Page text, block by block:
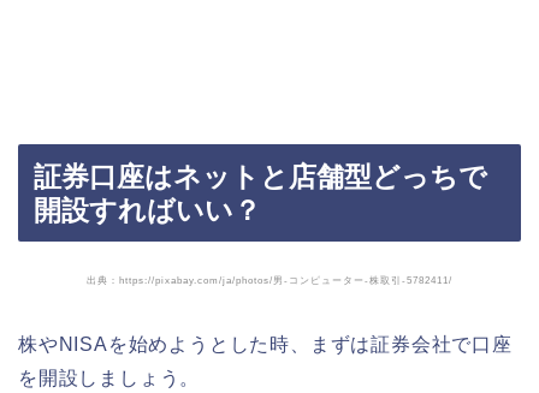
証券口座はネットと店舗型どっちで
開設すればいい？
出典：https://pixabay.com/ja/photos/男-コンピューター-株取引-5782411/
株やNISAを始めようとした時、まずは証券会社で口座
を開設しましょう。